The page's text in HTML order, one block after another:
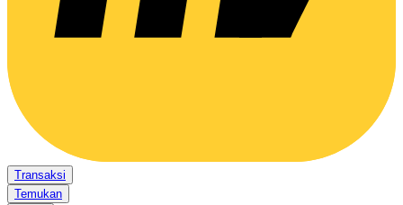
Transaksi
Temukan